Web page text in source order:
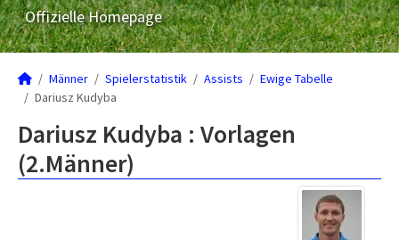
Offizielle Homepage
Männer Spielerstatistik Assists
Ewige Tabelle
Dariusz Kudyba
Dariusz Kudyba : Vorlagen
(2.Männer)